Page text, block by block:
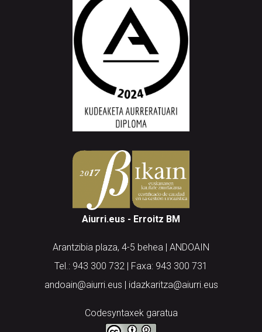
Aiurri.eus - Erroitz BM
Arantzibia plaza, 4-5 behea | ANDOAIN
Tel.: 943 300 732 | Faxa: 943 300 731
andoain@aiurri.eus | idazkaritza@aiurri.eus
Codesyntaxek garatua